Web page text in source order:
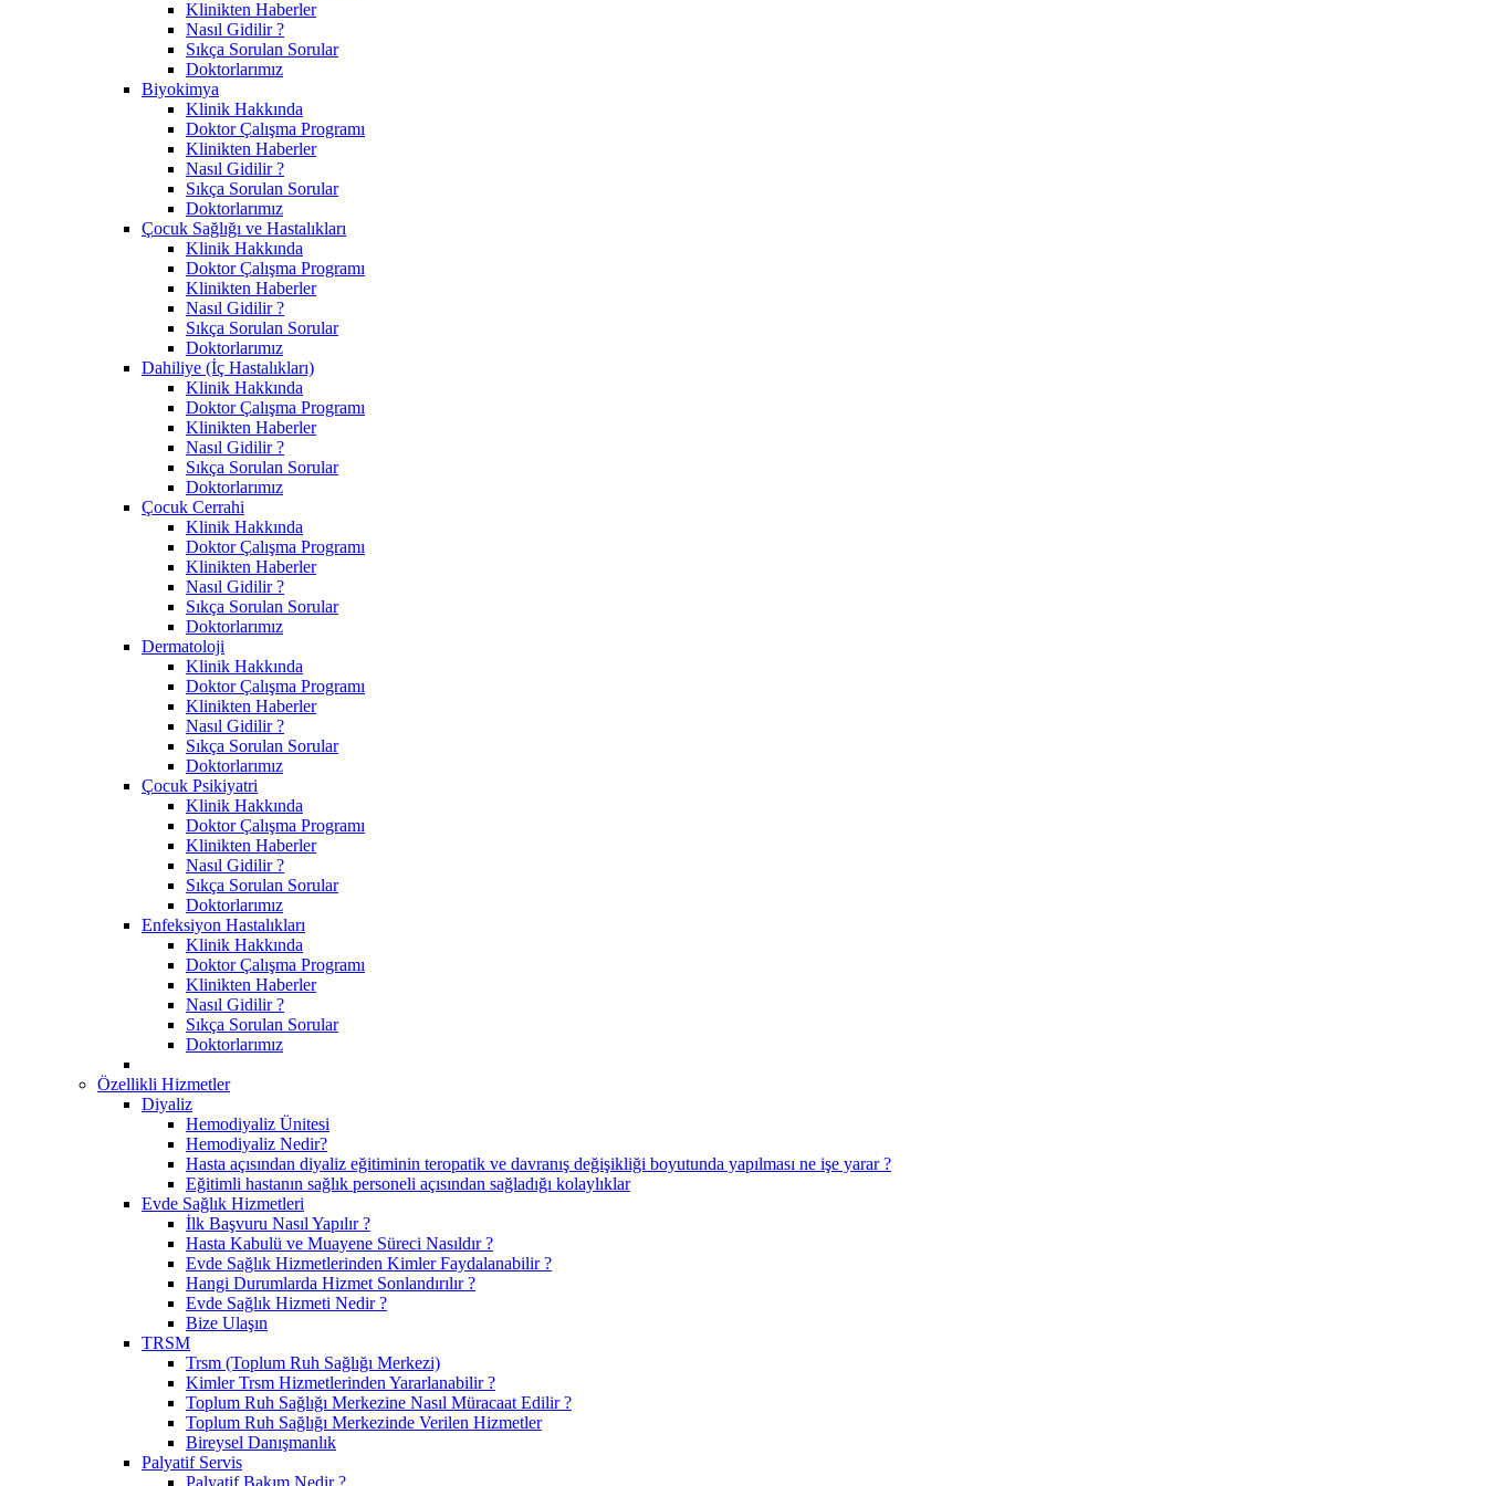
Klinikten Haberler
Nasıl Gidilir ?
Sıkça Sorulan Sorular
Doktorlarımız
Biyokimya
Klinik Hakkında
Doktor Çalışma Programı
Klinikten Haberler
Nasıl Gidilir ?
Sıkça Sorulan Sorular
Doktorlarımız
Çocuk Sağlığı ve Hastalıkları
Klinik Hakkında
Doktor Çalışma Programı
Klinikten Haberler
Nasıl Gidilir ?
Sıkça Sorulan Sorular
Doktorlarımız
Dahiliye (İç Hastalıkları)
Klinik Hakkında
Doktor Çalışma Programı
Klinikten Haberler
Nasıl Gidilir ?
Sıkça Sorulan Sorular
Doktorlarımız
Çocuk Cerrahi
Klinik Hakkında
Doktor Çalışma Programı
Klinikten Haberler
Nasıl Gidilir ?
Sıkça Sorulan Sorular
Doktorlarımız
Dermatoloji
Klinik Hakkında
Doktor Çalışma Programı
Klinikten Haberler
Nasıl Gidilir ?
Sıkça Sorulan Sorular
Doktorlarımız
Çocuk Psikiyatri
Klinik Hakkında
Doktor Çalışma Programı
Klinikten Haberler
Nasıl Gidilir ?
Sıkça Sorulan Sorular
Doktorlarımız
Enfeksiyon Hastalıkları
Klinik Hakkında
Doktor Çalışma Programı
Klinikten Haberler
Nasıl Gidilir ?
Sıkça Sorulan Sorular
Doktorlarımız
Özellikli Hizmetler
Diyaliz
Hemodiyaliz Ünitesi
Hemodiyaliz Nedir?
Hasta açısından diyaliz eğitiminin teropatik ve davranış değişikliği boyutunda yapılması ne işe yarar ?
Eğitimli hastanın sağlık personeli açısından sağladığı kolaylıklar
Evde Sağlık Hizmetleri
İlk Başvuru Nasıl Yapılır ?
Hasta Kabulü ve Muayene Süreci Nasıldır ?
Evde Sağlık Hizmetlerinden Kimler Faydalanabilir ?
Hangi Durumlarda Hizmet Sonlandırılır ?
Evde Sağlık Hizmeti Nedir ?
Bize Ulaşın
TRSM
Trsm (Toplum Ruh Sağlığı Merkezi)
Kimler Trsm Hizmetlerinden Yararlanabilir ?
Toplum Ruh Sağlığı Merkezine Nasıl Müracaat Edilir ?
Toplum Ruh Sağlığı Merkezinde Verilen Hizmetler
Bireysel Danışmanlık
Palyatif Servis
Palyatif Bakım Nedir ?